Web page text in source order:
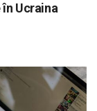
Ucraina